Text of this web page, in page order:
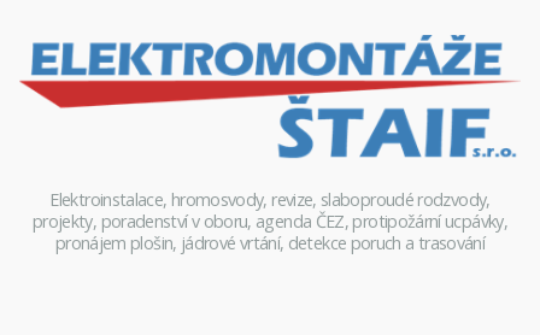
Elektroinstalace, hromosvody, revize, slaboproudé rodzvody,
projekty, poradenství v oboru, agenda ČEZ, protipožární ucpávky,
pronájem plošin, jádrové vrtání, detekce poruch a trasování